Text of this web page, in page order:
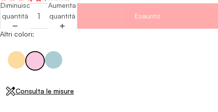
Diminuisci
quantità
Aumenta
quantità
Esaurito
Altri colori:
Consulta le misure